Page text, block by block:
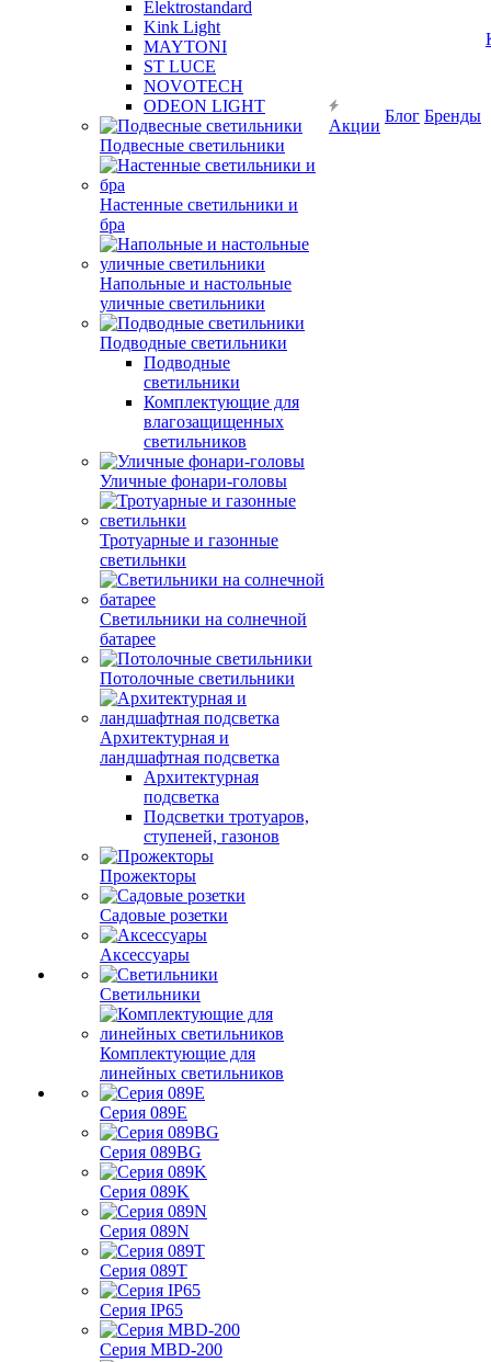
Elektrostandard
Kink Light
MAYTONI
ST LUCE
NOVOTECH
ODEON LIGHT
Подвесные светильники
Настенные светильники и
бра
Напольные и настольные
уличные светильники
Подводные светильники
Подводные
светильники
Комплектующие для
влагозащищенных
светильников
Уличные фонари-головы
Тротуарные и газонные
светильнки
Светильники на солнечной
батарее
Потолочные светильники
Архитектурная и
ландшафтная подсветка
Архитектурная
подсветка
Подсветки тротуаров,
ступеней, газонов
Прожекторы
Садовые розетки
Аксессуары
Светильники
Комплектующие для
линейных светильников
Серия 089E
Серия 089BG
Серия 089K
Серия 089N
Серия 089T
Серия IP65
Серия MBD-200
Акции
Блог Бренды